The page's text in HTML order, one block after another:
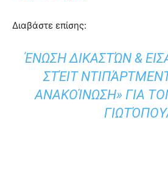
Διαβάστε επίσης:
ΈΝΩΣΗ ΔΙΚΑΣΤΏΝ &
ΣΤΈΙΤ
ΑΝΑΚΟΊΝΩΣΗ» ΓΙΑ